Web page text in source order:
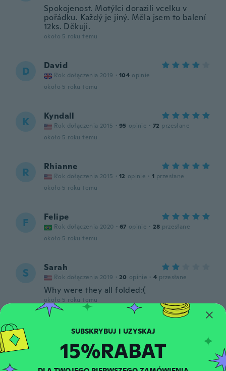
Spokojenost. Motýlci dorazili vcelku v
pořádku. Každý je jiný. Měla jsem to balení
12ks. Děkuji.
około 5 roku temu
D David
Rok dołączenia 2019 · 104 opinie
około 5 roku temu
K Kyndall
Rok dołączenia 2015 · 95 opinie · 72 przesłane
około 5 roku temu
R Rhianne
Rok dołączenia 2015 · 12 opinie · 1 przesłane
około 5 roku temu
F Felipe
Rok dołączenia 2020 · 67 opinie · 28 przesłane
około 5 roku temu
S Sarah
Rok dołączenia 2019 · 20 opinie · 4 przesłane
Why were they all folded:(
około 5 roku temu
M
około 5 roku temu
15%RABAT